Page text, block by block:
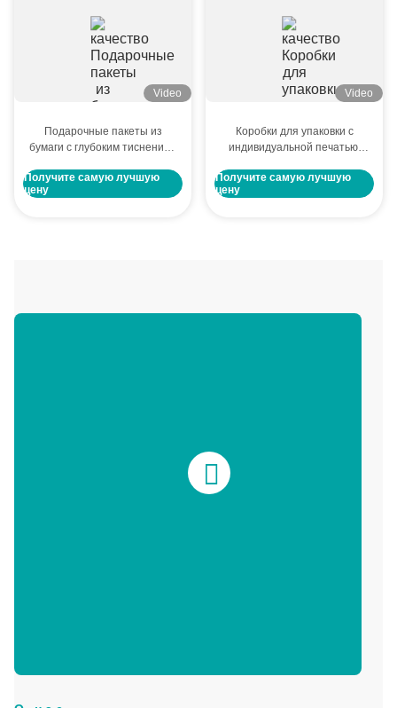
Video
Подарочные пакеты из
бумаги с глубоким тиснением
фестивалей, подарков и
бизнес-сувениров
Получите самую лучшую
цену
Video
Коробки для упаковки с
индивидуальной печатью,
складные почтовые
бумажные коробки
Получите самую лучшую
цену